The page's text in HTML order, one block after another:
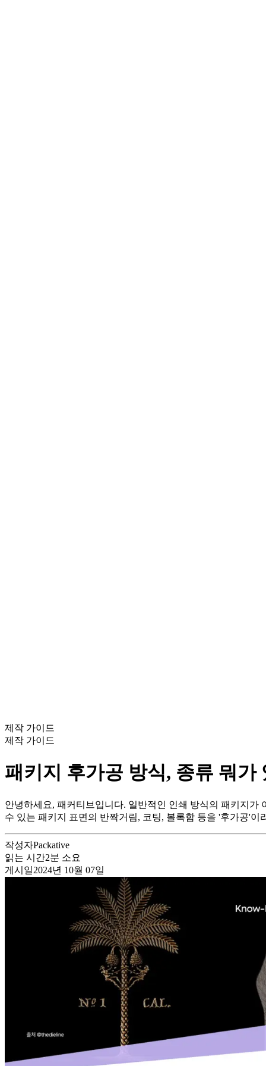
제작 가이드
제작 가이드
패키지 후가공 방식, 종류 뭐가
안녕하세요, 패커티브입니다. 일반적인 인쇄 방식의 패키지
수 있는 패키지 표면의 반짝거림, 코팅, 볼록함 등을 '후가공'이
작성자Packative
읽는 시간2분 소요
게시일2024년 10월 07일